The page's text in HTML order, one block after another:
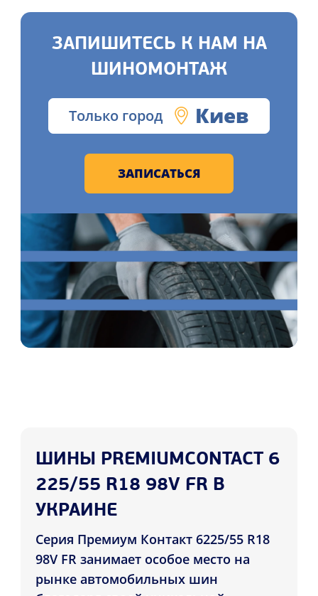
ЗАПИШИТЕСЬ К НАМ НА
ШИНОМОНТАЖ
Только город Киев
ЗАПИСАТЬСЯ
ШИНЫ PREMIUMCONTACT 6
225/55 R18 98V FR В
УКРАИНЕ
Серия Премиум Контакт 6225/55 R18
98V FR занимает особое место на
рынке автомобильных шин